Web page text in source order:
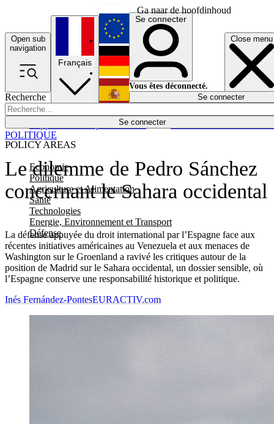
Ga naar de hoofdinhoud
Open sub
navigation
Close menu
Recherche
Se connecter
POLICY AREAS
Economie
Politique
Agriculture et Alimentation
Santé
Technologies
Energie, Environnement et Transport
Défense
Économie
Français
English
Deutsch
Español
Se connecter
Vous êtes déconnecté.
Se connecter
Le dilemme de Pedro Sánchez
concernant le Sahara occidental
La défense appuyée du droit international par l’Espagne face aux
récentes initiatives américaines au Venezuela et aux menaces de
Washington sur le Groenland a ravivé les critiques autour de la
position de Madrid sur le Sahara occidental, un dossier sensible, où
l’Espagne conserve une responsabilité historique et politique.
POLITIQUE
Inés Fernández-PontesEURACTIV.com